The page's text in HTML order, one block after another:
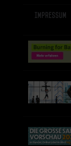
Impressum